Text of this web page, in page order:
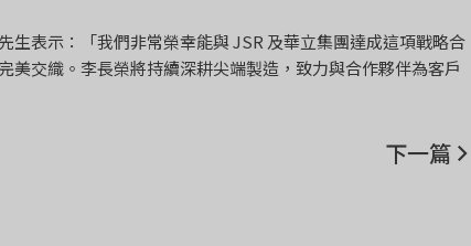
生表示：「我們非常榮幸能與 JSR 及華立集團達成這項戰略合
美交織。李長榮將持續深耕尖端製造，致力與合作夥伴為客戶
下一篇